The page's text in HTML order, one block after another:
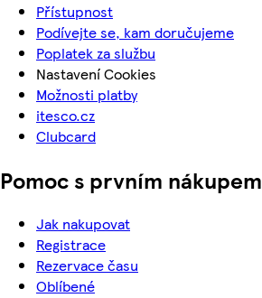
Přístupnost
Podívejte se, kam doručujeme
Poplatek za službu
Nastavení Cookies
Možnosti platby
itesco.cz
Clubcard
Pomoc s prvním nákupem
Jak nakupovat
Registrace
Rezervace času
Oblíbené